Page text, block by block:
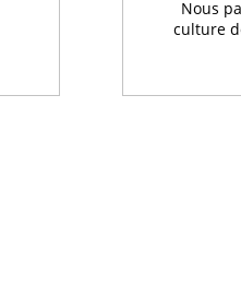
Nous
culture